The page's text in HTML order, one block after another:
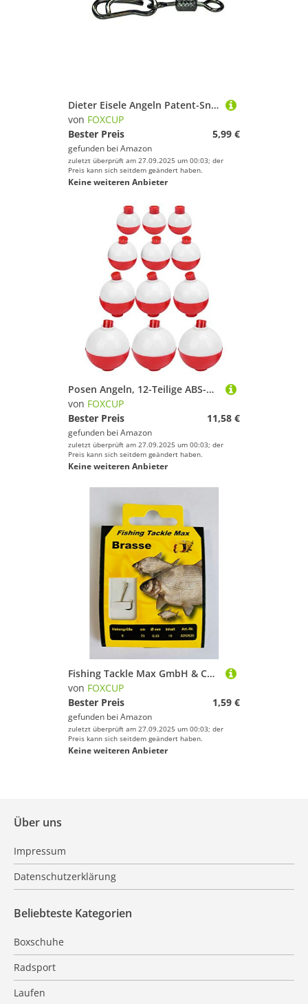
Dieter Eisele Angeln Patent-Snap Wirbel für Pilker – 28kg. 10 Stück Grösse 25mm
von FOXCUP
Bester Preis
5,99 €
gefunden bei Amazon
zuletzt überprüft am 27.09.2025 um 00:03; der
Preis kann sich seitdem geändert haben.
Keine weiteren Anbieter
Posen Angeln, 12-Teilige ABS-Kunststoff Snap-on-Pose Zum Angeln, Runder Rot-Weißer Ball-Angelschwimmer, Jeweils Drei Für 1,75', 1,5', 1,25', 1,0'
von FOXCUP
Bester Preis
11,58 €
gefunden bei Amazon
zuletzt überprüft am 27.09.2025 um 00:03; der
Preis kann sich seitdem geändert haben.
Keine weiteren Anbieter
Fishing Tackle Max GmbH & Co. KG 10 St. 6er Angelhaken für Brasse - Größe 6
von FOXCUP
Bester Preis
1,59 €
gefunden bei Amazon
zuletzt überprüft am 27.09.2025 um 00:03; der
Preis kann sich seitdem geändert haben.
Keine weiteren Anbieter
Über uns
Impressum
Datenschutzerklärung
Beliebteste Kategorien
Boxschuhe
Radsport
Laufen